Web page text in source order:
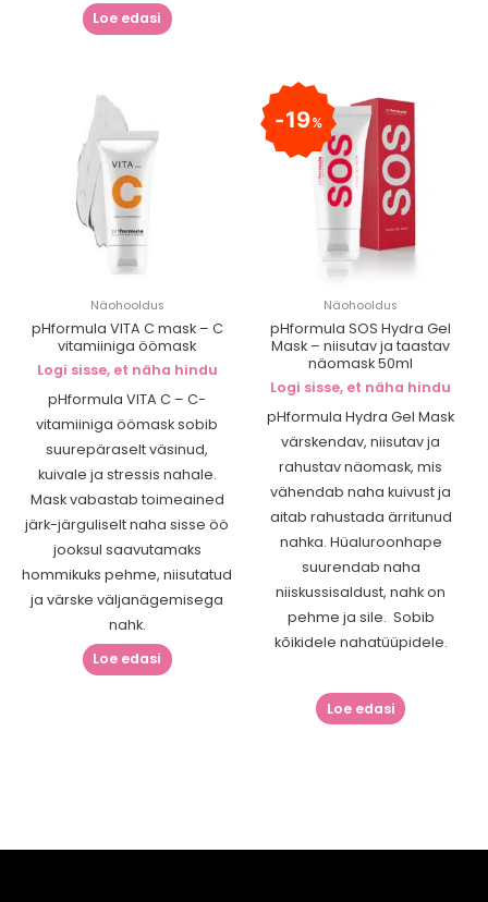
Loe edasi
Näohooldus
pHformula VITA C mask – C
vitamiiniga öömask
Logi sisse, et näha hindu
pHformula VITA C – C-
vitamiiniga öömask sobib
suurepäraselt väsinud,
kuivale ja stressis nahale.
Mask vabastab toimeained
järk-järguliselt naha sisse öö
jooksul saavutamaks
hommikuks pehme, niisutatud
ja värske väljanägemisega
nahk.
Loe edasi
19%
Näohooldus
pHformula SOS Hydra Gel
Mask – niisutav ja taastav
näomask 50ml
Logi sisse, et näha hindu
pHformula Hydra Gel Mask
värskendav, niisutav ja
rahustav näomask, mis
vähendab naha kuivust ja
aitab rahustada ärritunud
nahka. Hüaluroonhape
suurendab naha
niiskussisaldust, nahk on
pehme ja sile. Sobib
kõikidele nahatüüpidele.
Loe edasi